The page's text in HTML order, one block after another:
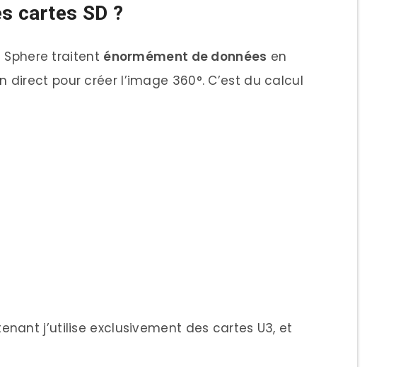
cartes SD ?
Sphere traitent énormément de données en
direct pour créer l’image 360°. C’est du calcul
j’utilise exclusivement des cartes U3, et